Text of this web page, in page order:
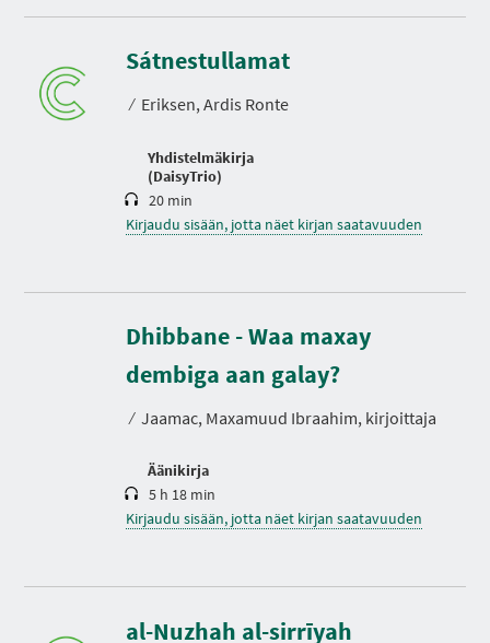
Sátnestullamat
⁄ Eriksen, Ardis Ronte
Yhdistelmäkirja
(DaisyTrio)
e
s
o
20 min
Kirjaudu sisään, jotta näet kirjan saatavuuden
Dhibbane - Waa maxay
dembiga aan galay?
⁄ Jaamac, Maxamuud Ibraahim, kirjoittaja
Äänikirja
K
e
s
t
5 h 18 min
Kirjaudu sisään, jotta näet kirjan saatavuuden
al-Nuzhah al-sirrīyah
K
s